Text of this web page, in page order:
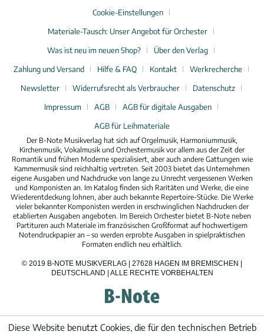
Cookie-Einstellungen
Materiale-Tausch: Unser Angebot für Orchester
Was ist neu im neuen Shop?
Über den Verlag
Zahlung und Versand
Hilfe & FAQ Kontakt
Werkrecherche
Newsletter
Widerrufsrecht als Verbraucher
Datenschutz
Impressum
AGB
AGB für digitale Ausgaben
AGB für Leihmateriale
Der B-Note Musikverlag hat sich auf Orgelmusik, Harmoniummusik,
Kirchenmusik, Vokalmusik und Orchestermusik vor allem aus der Zeit der
Romantik und frühen Moderne spezialisiert, aber auch andere Gattungen wie
Kammermusik sind reichhaltig vertreten. Seit 2003 bietet das Unternehmen
eigene Ausgaben und Nachdrucke von lange zu Unrecht vergessenen Werken
und Komponisten an. Im Katalog finden sich Raritäten und Werke, die eine
Wiederentdeckung lohnen, aber auch bekannte Repertoire-Stücke. Die Werke
vieler bekannter Komponisten werden in erschwinglichen Nachdrucken der
etablierten Ausgaben angeboten. Im Bereich Orchester bietet B-Note neben
Partituren auch Materiale im französischen Großformat auf hochwertigem
Notendruckpapier an – so werden erprobte Ausgaben in spielpraktischen
Formaten endlich neu erhältlich.
© 2019 B-NOTE MUSIKVERLAG | 27628 HAGEN IM BREMISCHEN |
DEUTSCHLAND | ALLE RECHTE VORBEHALTEN
Diese Website benutzt Cookies, die für den technischen Betrieb